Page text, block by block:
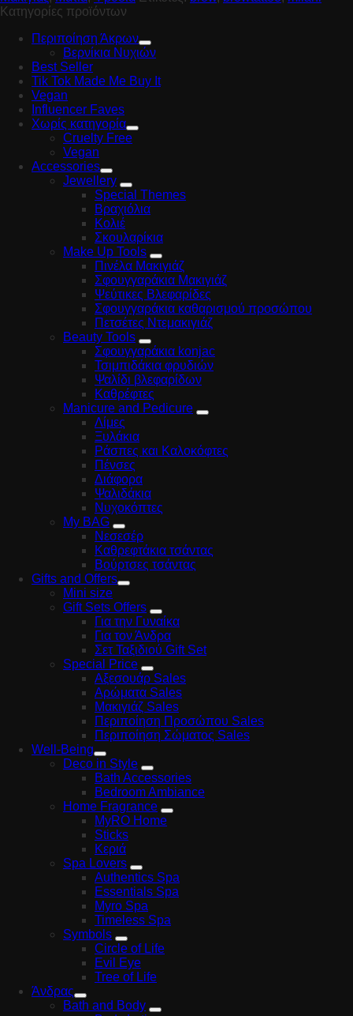
Κατηγορίες προϊόντων
Περιποίηση Άκρων
Βερνίκια Νυχιών
Best Seller
Tik Tok Made Me Buy It
Vegan
Influencer Faves
Χωρίς κατηγορία
Cruelty Free
Vegan
Accessories
Jewellery
Special Themes
Βραχιόλια
Κολιέ
Σκουλαρίκια
Make Up Tools
Πινέλα Μακιγιάζ
Σφουγγαράκια Μακιγιάζ
Ψεύτικες Βλεφαρίδες
Σφουγγαράκια καθαρισμού προσώπου
Πετσέτες Ντεμακιγιάζ
Beauty Tools
Σφουγγαράκια konjac
Τσιμπιδάκια φρυδιών
Ψαλίδι βλεφαρίδων
Καθρέφτες
Manicure and Pedicure
Λίμες
Ξυλάκια
Ράσπες και Καλοκόφτες
Πένσες
Διάφορα
Ψαλιδάκια
Νυχοκόπτες
My BAG
Νεσεσέρ
Καθρεφτάκια τσάντας
Βούρτσες τσάντας
Gifts and Offers
Mini size
Gift Sets Offers
Για την Γυναίκα
Για τον Άνδρα
Σετ Ταξιδιού Gift Set
Special Price
Αξεσουάρ Sales
Αρώματα Sales
Μακιγιάζ Sales
Περιποίηση Προσώπου Sales
Περιποίηση Σώματος Sales
Well-Being
Deco in Style
Bath Accessories
Bedroom Ambiance
Home Fragrance
MyRO Home
Sticks
Κεριά
Spa Lovers
Authentics Spa
Essentials Spa
Myro Spa
Timeless Spa
Symbols
Circle of Life
Evil Eye
Tree of Life
Άνδρας
Bath and Body